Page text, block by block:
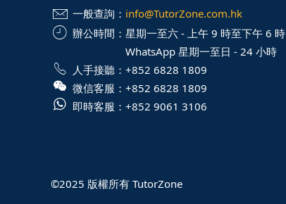
一般查詢： info@TutorZone.com.hk
辦公時間： 星期一至六 - 上午 9 時至下午 6 時
WhatsApp 星期一至日 - 24 小時
人手接聽： +852 6828 1809
微信客服： +852 6828 1809
即時客服： +852 9061 3106
©2025 版權所有 TutorZone